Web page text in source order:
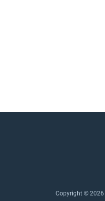
Copyright © 2026